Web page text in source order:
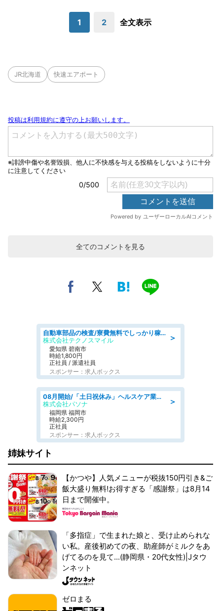
1 2 全文表示
JR北海道 快速エアポート
全てのコメントを見る
＞
自動車部品の検査/寮費無料でしっかり稼げる denso aichi
株式会社テクノスマイル
愛知県 碧南市
時給1,800円
正社員 / 派遣社員
スポンサー：求人ボックス
＞
08月開始/「土日祝休み」ヘルスケア業界の産業保健師/高時給/未経験OK/要資格:保健師、正看護師
株式会社パソナ
福岡県 福岡市
時給2,300円
正社員
スポンサー：求人ボックス
姉妹サイト
【かつや】人気メニューが税抜150円引き&ご
飯大盛り無料!お得すぎる「感謝祭」は8月14
日まで開催中。
「多指症」で生まれた娘と、受け止められな
い私。産後初めての夜、助産師がミルクをあ
げてるのを見て...(静岡県・20代女性)|Jタウ
ンネット
ゼロまる